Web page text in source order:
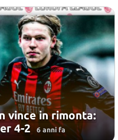
vince in rimonta:
4-2 6 anni fa